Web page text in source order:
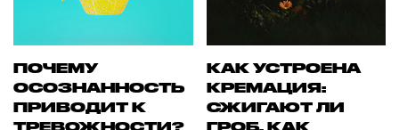
ПОЧЕМУ
ОСОЗНАННОСТЬ
ПРИВОДИТ К
ТРЕВОЖНОСТИ?
КАК УСТРОЕНА
КРЕМАЦИЯ:
СЖИГАЮТ ЛИ
ГРОБ, КАК